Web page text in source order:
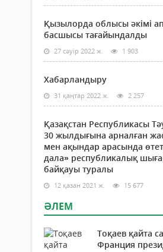
Қызылорда облысы әкімі
басшысы тағайындалды
27 сәуір 2022 ж. 1 903
Хабарландыру
31 қаңтар 2022 ж. 2 257
Қазақстан Республикасы
30 жылдығына арналған
мен ақындар арасында
дала» республикалық
байқауы туралы
12 қазан 2021 ж. 15 677
ӘЛЕМ
Тоқаев қайта
Франция